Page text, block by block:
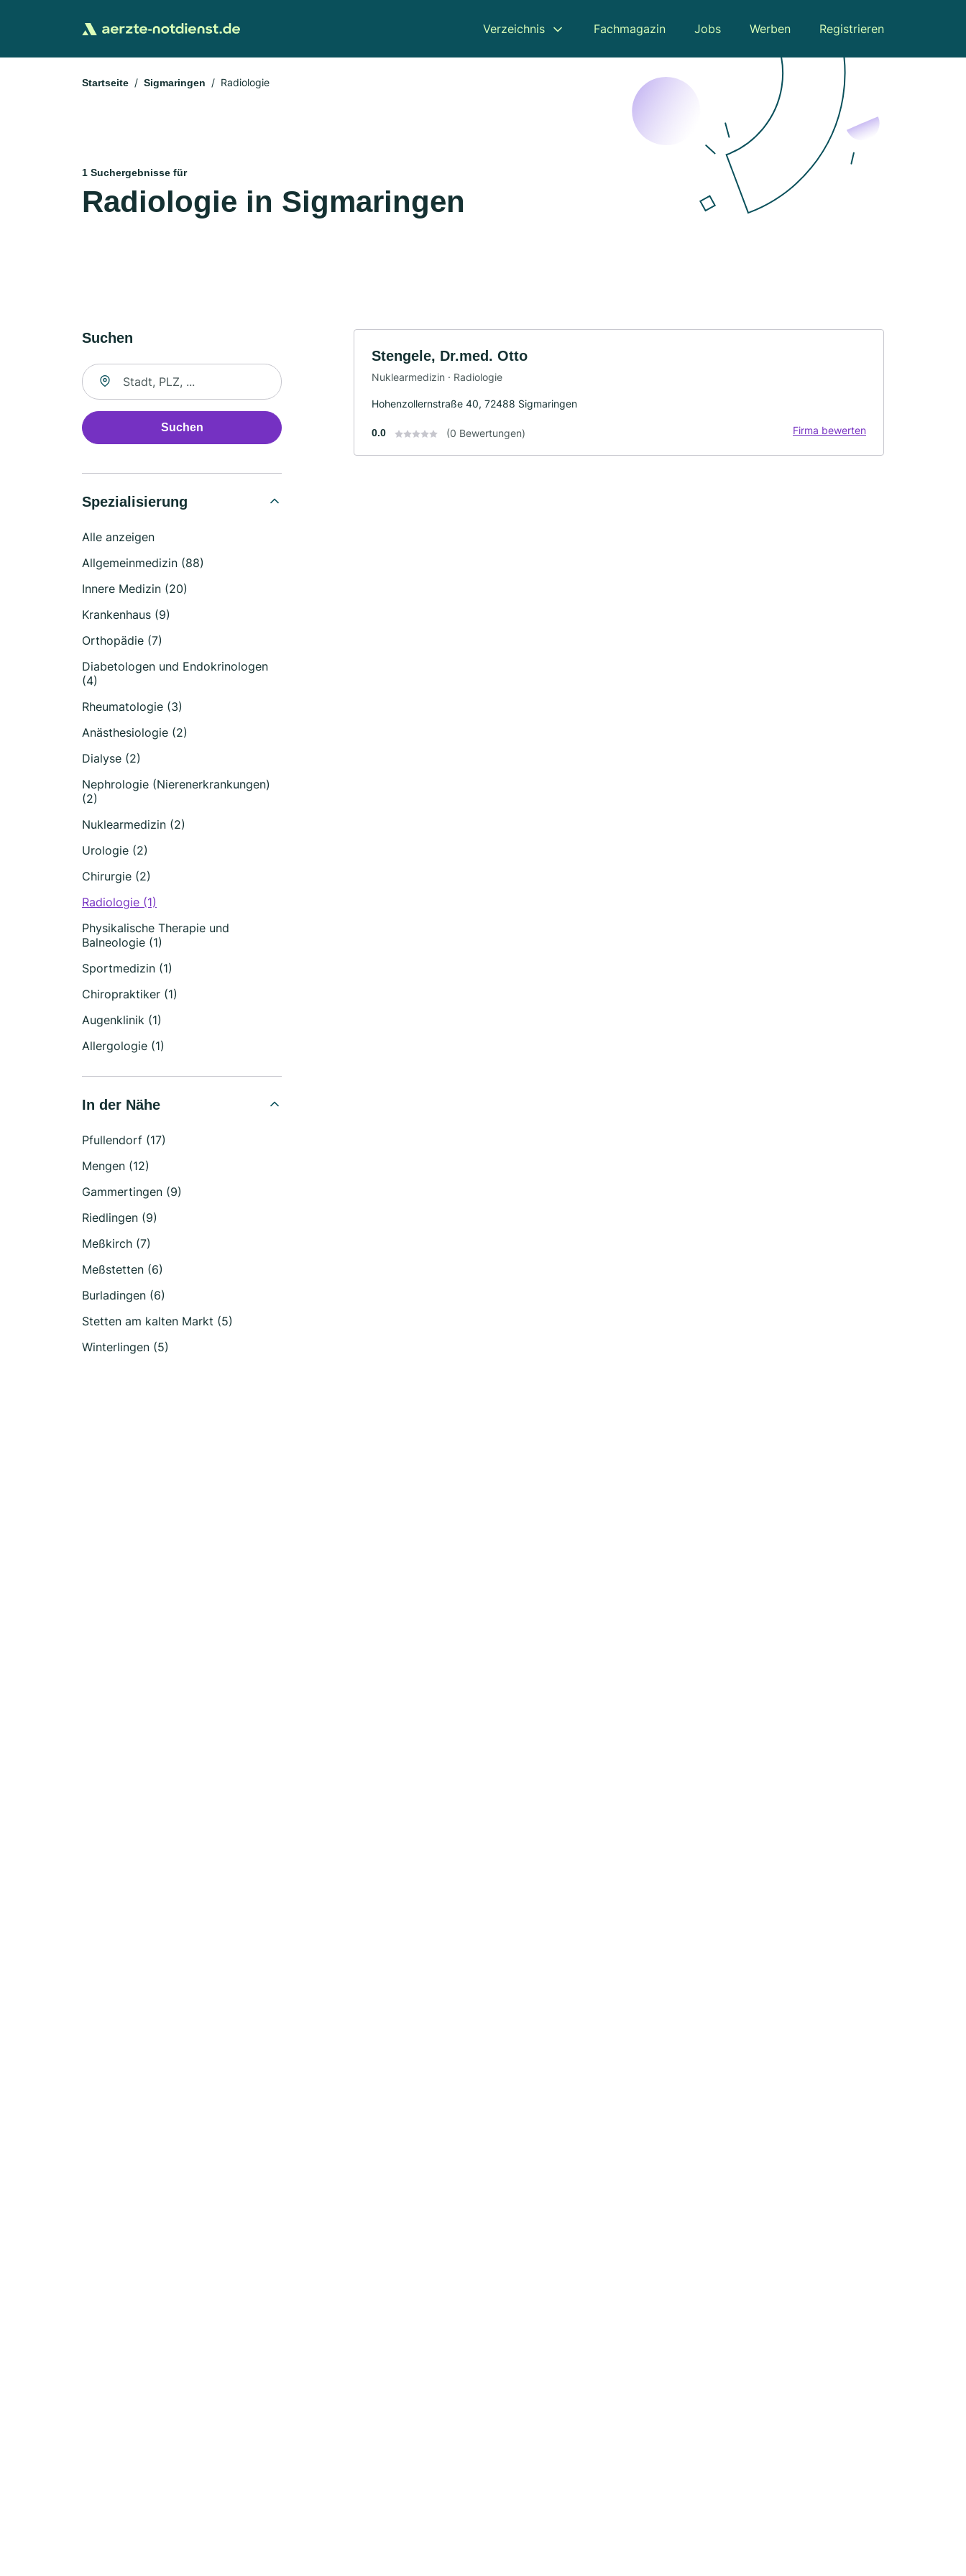
Verzeichnis Fachmagazin Jobs Werben Registrieren
Startseite Sigmaringen Radiologie
1 Suchergebnisse für
Radiologie in Sigmaringen
Suchen
Suche nach Ort
Suchen
Spezialisierung
Alle anzeigen
Allgemeinmedizin (88)
Innere Medizin (20)
Krankenhaus (9)
Orthopädie (7)
Diabetologen und Endokrinologen
(4)
Rheumatologie (3)
Anästhesiologie (2)
Dialyse (2)
Nephrologie (Nierenerkrankungen)
(2)
Nuklearmedizin (2)
Urologie (2)
Chirurgie (2)
Radiologie (1)
Physikalische Therapie und
Balneologie (1)
Sportmedizin (1)
Chiropraktiker (1)
Augenklinik (1)
Allergologie (1)
In der Nähe
Pfullendorf (17)
Mengen (12)
Gammertingen (9)
Riedlingen (9)
Meßkirch (7)
Meßstetten (6)
Burladingen (6)
Stetten am kalten Markt (5)
Winterlingen (5)
Stengele, Dr.med. Otto
Nuklearmedizin · Radiologie
Hohenzollernstraße 40, 72488 Sigmaringen
0.0 (0 Bewertungen) Firma bewerten